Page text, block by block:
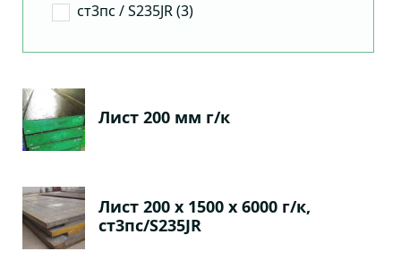
ст3пс / S235JR (3)
Лист 200 мм г/к
Лист 200 х 1500 х 6000 г/к,
ст3пс/S235JR